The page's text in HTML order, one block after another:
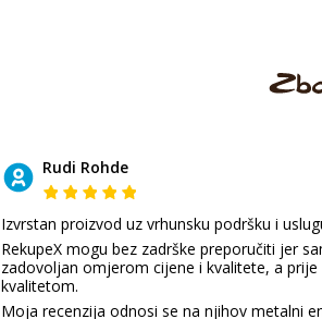
Rudi Rohde
Izvrstan proizvod uz vrhunsku podršku i
RekupeX mogu bez zadrške preporučiti jer
zadovoljan omjerom cijene i kvalitete, a
kvalitetom.
Moja recenzija odnosi se na njihov metalni